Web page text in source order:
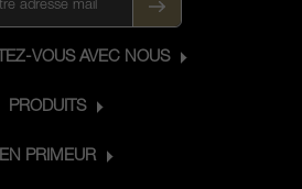
VOUS AVEC NOUS
PRODUITS
EN PRIMEUR